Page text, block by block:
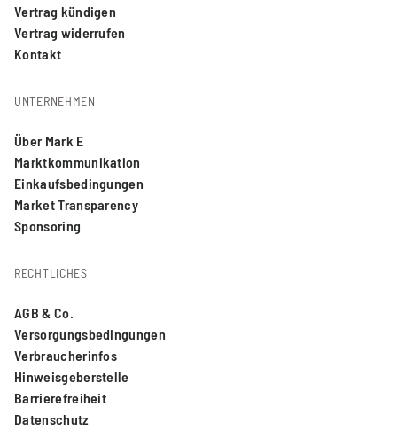
Vertrag kündigen
Vertrag widerrufen
Kontakt
UNTERNEHMEN
Über Mark E
Marktkommunikation
Einkaufsbedingungen
Market Transparency
Sponsoring
RECHTLICHES
AGB & Co.
Versorgungsbedingungen
Verbraucherinfos
Hinweisgeberstelle
Barrierefreiheit
Datenschutz